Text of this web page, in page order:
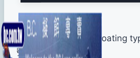
長50mm .重量2.8g.Floating
號三叉鉤.